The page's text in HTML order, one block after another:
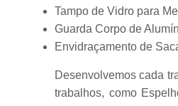
Tampo de Vidro para
Guarda Corpo de
Envidraçamento de
Desenvolvemos cada
trabalhos, como